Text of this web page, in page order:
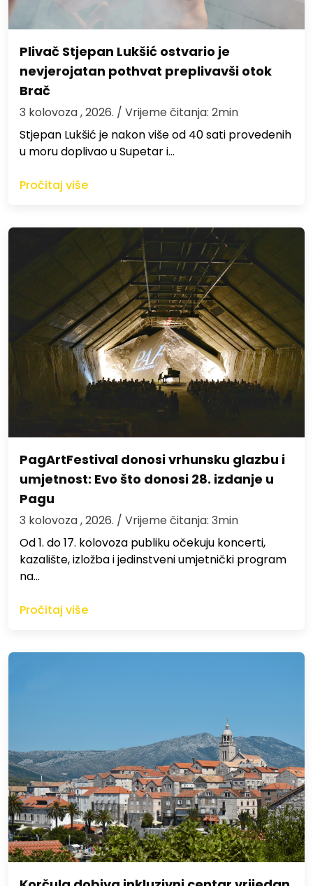
Plivač Stjepan Lukšić ostvario je
nevjerojatan pothvat preplivavši otok
Brač
3 kolovoza , 2026. / Vrijeme čitanja: 2min
St​jepan Lukšić je nakon više od 40 sati provedenih
u moru doplivao u Supetar i…
Pročitaj više
PagArtFestival donosi vrhunsku glazbu i
umjetnost: Evo što donosi 28. izdanje u
Pagu
3 kolovoza , 2026. / Vrijeme čitanja: 3min
Od 1. do 17. kolovoza publiku očekuju koncerti,
kazalište, izložba i jedinstveni umjetnički program
na…
Pročitaj više